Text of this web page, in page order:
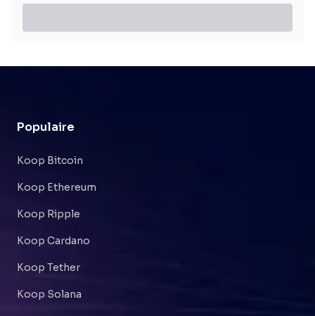
Populaire
Koop Bitcoin
Koop Ethereum
Koop Ripple
Koop Cardano
Koop Tether
Koop Solana